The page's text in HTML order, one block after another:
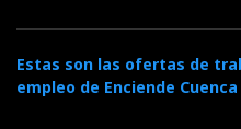
Estas son las ofertas de
empleo de Enciende